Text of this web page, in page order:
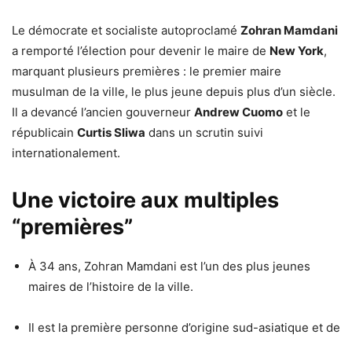
Le démocrate et socialiste autoproclamé Zohran Mamdani
a remporté l’élection pour devenir le maire de New York,
marquant plusieurs premières : le premier maire
musulman de la ville, le plus jeune depuis plus d’un siècle.
Il a devancé l’ancien gouverneur Andrew Cuomo et le
républicain Curtis Sliwa dans un scrutin suivi
internationalement.
Une victoire aux multiples
“premières”
À 34 ans, Zohran Mamdani est l’un des plus jeunes
maires de l’histoire de la ville.
Il est la première personne d’origine sud-asiatique et de